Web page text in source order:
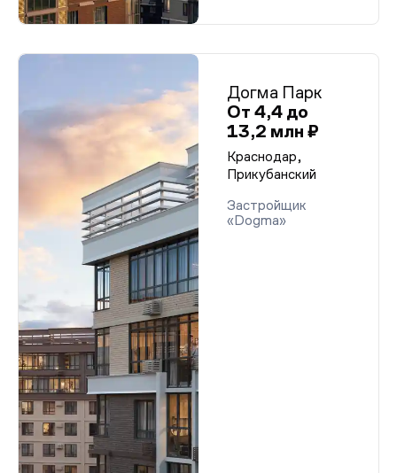
Догма Парк
От 4,4 до
13,2 млн ₽
Краснодар,
Прикубанский
Застройщик
«Dogma»